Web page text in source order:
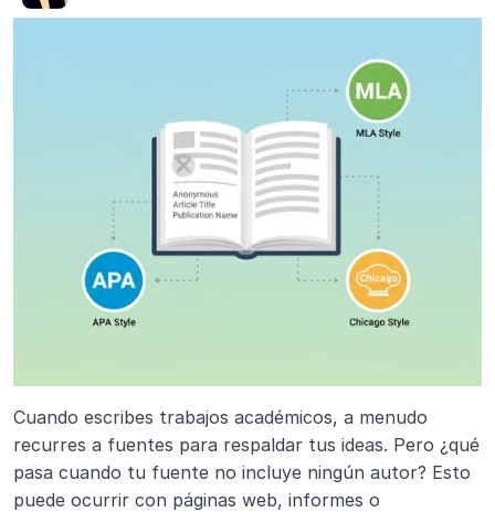
Cuando escribes trabajos académicos, a menudo
recurres a fuentes para respaldar tus ideas. Pero ¿qué
pasa cuando tu fuente no incluye ningún autor? Esto
puede ocurrir con páginas web, informes o